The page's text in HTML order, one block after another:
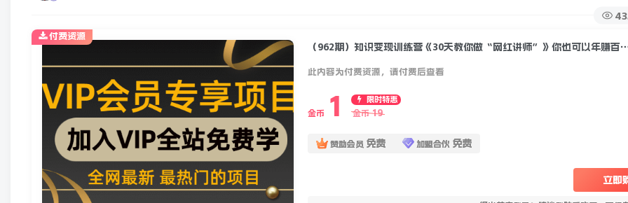
（962期）知识变现训练营《30天教你做“网红讲师”
此内容为付费资源，请付费后查看
金币 1
限时特惠
金币 19
赞助会员 免费 加盟合伙 免费
立即
付费资源